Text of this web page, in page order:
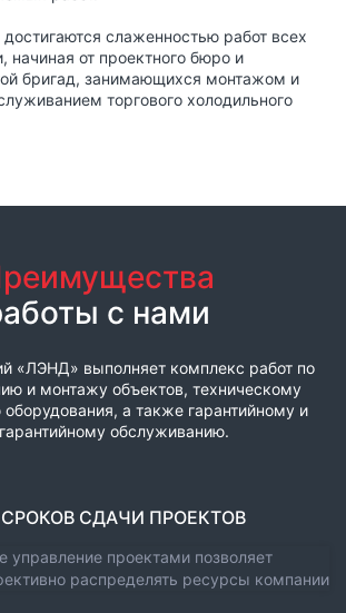
достигаются слаженностью работ всех
начиная от проектного бюро и
бригад, занимающихся монтажом и
торгового холодильного
с нами
«ЛЭНД» выполняет комплекс работ по
и монтажу объектов, техническому
а также гарантийному и
обслуживанию.
СДАЧИ ПРОЕКТОВ
управление проектами позволяет
распределять ресурсы компании